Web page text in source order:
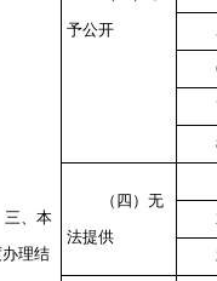
三、本
理结
予公开
（四）无
法提供